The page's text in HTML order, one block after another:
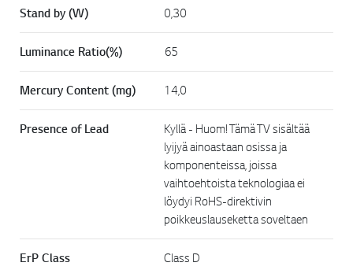
Stand by (W) 0,30
Luminance Ratio(%) 65
Mercury Content (mg) 14,0
Presence of Lead
Kyllä - Huom! Tämä TV sisältää
lyijyä ainoastaan osissa ja
komponenteissa, joissa
vaihtoehtoista teknologiaa ei
löydyi RoHS-direktivin
poikkeuslauseketta soveltaen
ErP Class Class D